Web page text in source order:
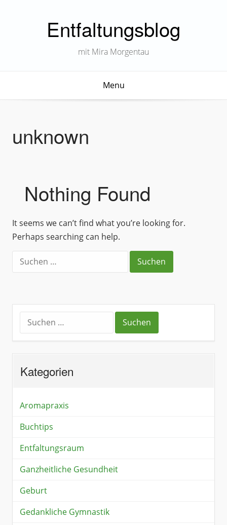
Entfaltungsblog
mit Mira Morgentau
Menu
unknown
Nothing Found
It seems we can’t find what you’re looking for.
Perhaps searching can help.
Kategorien
Aromapraxis
Buchtips
Entfaltungsraum
Ganzheitliche Gesundheit
Geburt
Gedankliche Gymnastik